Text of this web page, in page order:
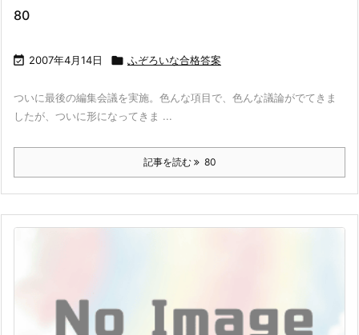
80
 2007年4月14日  ふぞろいな合格答案
ついに最後の編集会議を実施。色んな項目で、色んな議論がでてきま
したが、ついに形になってきま ...
記事を読む 80